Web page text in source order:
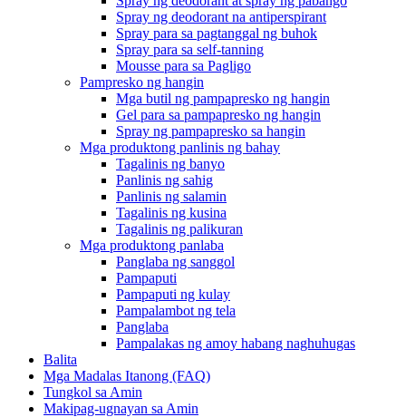
Spray ng deodorant na antiperspirant
Spray para sa pagtanggal ng buhok
Spray para sa self-tanning
Mousse para sa Pagligo
Pampresko ng hangin
Mga butil ng pampapresko ng hangin
Gel para sa pampapresko ng hangin
Spray ng pampapresko sa hangin
Mga produktong panlinis ng bahay
Tagalinis ng banyo
Panlinis ng sahig
Panlinis ng salamin
Tagalinis ng kusina
Tagalinis ng palikuran
Mga produktong panlaba
Panglaba ng sanggol
Pampaputi
Pampaputi ng kulay
Pampalambot ng tela
Panglaba
Pampalakas ng amoy habang naghuhugas
Balita
Mga Madalas Itanong (FAQ)
Tungkol sa Amin
Makipag-ugnayan sa Amin